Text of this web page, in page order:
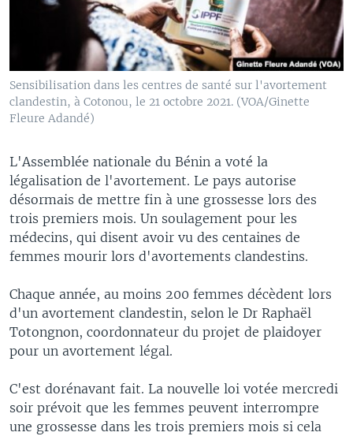
Sensibilisation dans les centres de santé sur l'avortement
clandestin, à Cotonou, le 21 octobre 2021. (VOA/Ginette
Fleure Adandé)
L'Assemblée nationale du Bénin a voté la
légalisation de l'avortement. Le pays autorise
désormais de mettre fin à une grossesse lors des
trois premiers mois. Un soulagement pour les
médecins, qui disent avoir vu des centaines de
femmes mourir lors d'avortements clandestins.
Chaque année, au moins 200 femmes décèdent lors
d'un avortement clandestin, selon le Dr Raphaël
Totongnon, coordonnateur du projet de plaidoyer
pour un avortement légal.
C'est dorénavant fait. La nouvelle loi votée mercredi
soir prévoit que les femmes peuvent interrompre
une grossesse dans les trois premiers mois si cela